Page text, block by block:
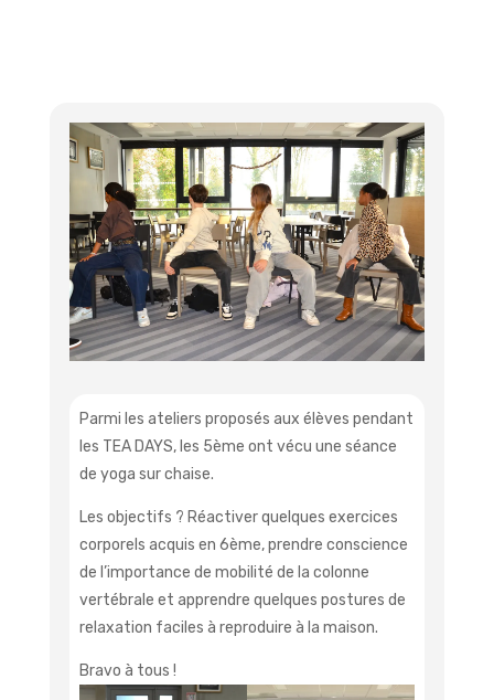
Parmi les ateliers proposés aux élèves pendant
les TEA DAYS, les 5ème ont vécu une séance
de yoga sur chaise.
Les objectifs ? Réactiver quelques exercices
corporels acquis en 6ème, prendre conscience
de l’importance de mobilité de la colonne
vertébrale et apprendre quelques postures de
relaxation faciles à reproduire à la maison.
Bravo à tous !